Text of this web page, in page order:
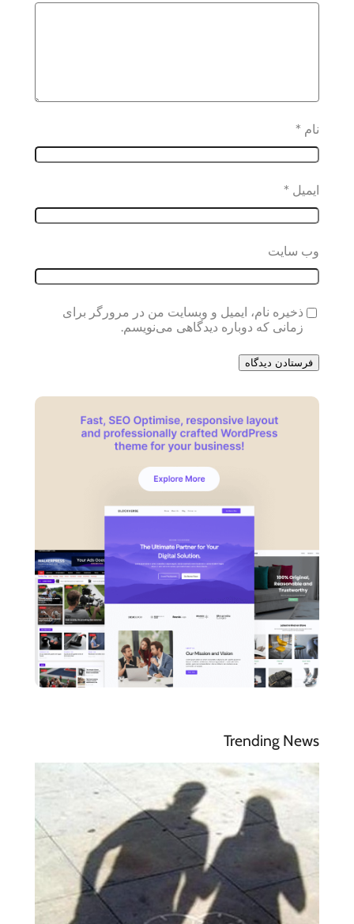
نام *
ایمیل *
وب‌ سایت
ذخیره نام، ایمیل و وبسایت من در مرورگر برای
زمانی که دوباره دیدگاهی می‌نویسم.
Trending News